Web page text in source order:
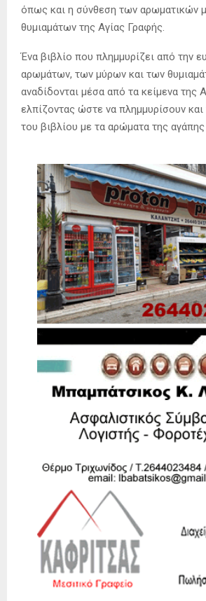
όπως και η σύνθεση των αρωματικών
θυμιαμάτων της Αγίας Γραφής.
Ένα βιβλίο που πλημμυρίζει από την
αρωμάτων, των μύρων και των
αναδίδονται μέσα από τα κείμενα της
ελπίζοντας ώστε να πλημμυρίσουν
του βιβλίου με τα αρώματα της